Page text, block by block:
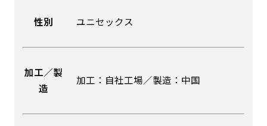
性別 ユニセックス
加工／製
造
加工：自社工場／製造：中国
布A1ポスター(60x84)
のぼりだけでなく、ポスターも作れます。
のぼり旗と同じデザインで飾れば宣伝効果UP!
布A1ポスター(84x60)
のぼりだけでなく、ポスターも作れます。
のぼり旗と同じデザインで飾れば宣伝効果UP!